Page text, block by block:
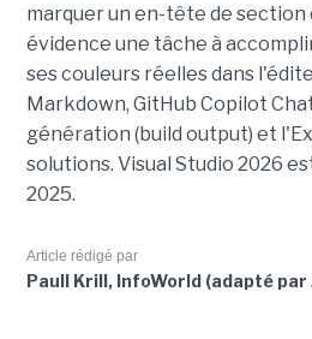
marquer un en-tête de
évidence une tâche à
ses couleurs réelles dans
Markdown, GitHub Copilot
génération (build output) et
solutions. Visual Studio 2026
2025.
Article rédigé par
Paull Krill, InfoWorld (adapté par